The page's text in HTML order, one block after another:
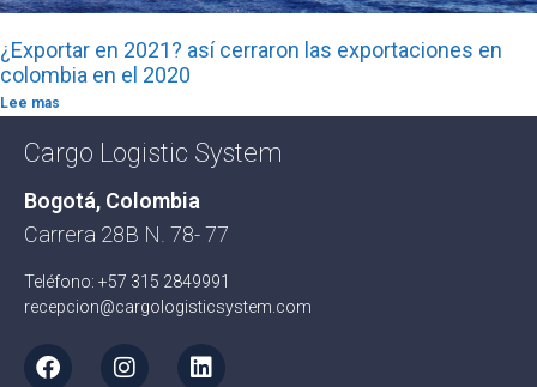
¿Exportar en 2021? así cerraron las exportaciones en
colombia en el 2020
Lee mas
Cargo Logistic System
Bogotá, Colombia
Carrera 28B N. 78- 77
Teléfono: +57 315 2849991
recepcion@cargologisticsystem.com